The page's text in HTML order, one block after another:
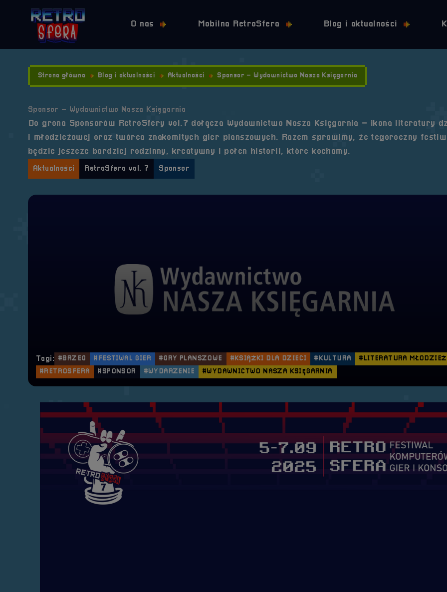
O nas Mobilna RetroSfera Blog i aktualności
Strona główna Blog i aktualności Aktualności Sponsor – Wydawnictwo Nasza Księgarnia
Sponsor – Wydawnictwo Nasza Księgarnia
Do grona Sponsorów RetroSfery vol.7 dołącza Wydawnictwo Nasza Księgarnia – ikona literatury
i młodzieżowej oraz twórca znakomitych gier planszowych. Razem sprawimy, że tegoroczny
będzie jeszcze bardziej rodzinny, kreatywny i pełen historii, które kochamy.
Aktualności RetroSfera vol. 7 Sponsor
Tagi: #BRZEG #FESTIWAL GIER #GRY PLANSZOWE #KSIĄŻKI DLA DZIECI #KULTURA
#LITERATURA
#RETROSFERA
#SPONSOR #WYDARZENIE #WYDAWNICTWO NASZA KSIĘGARNIA